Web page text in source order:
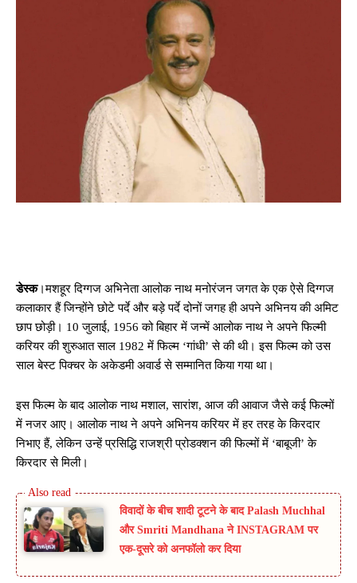
डेस्क।मशहूर दिग्गज अभिनेता आलोक नाथ मनोरंजन जगत के एक ऐसे दिग्गज
कलाकार हैं जिन्होंने छोटे पर्दे और बड़े पर्दे दोनों जगह ही अपने अभिनय की अमिट
छाप छोड़ी। 10 जुलाई, 1956 को बिहार में जन्में आलोक नाथ ने अपने फिल्मी
करियर की शुरुआत साल 1982 में फिल्म ‘गांधी’ से की थी। इस फिल्म को उस
साल बेस्ट पिक्चर के अकेडमी अवार्ड से सम्मानित किया गया था।
इस फिल्म के बाद आलोक नाथ मशाल, सारांश, आज की आवाज जैसे कई फिल्मों
में नजर आए। आलोक नाथ ने अपने अभिनय करियर में हर तरह के किरदार
निभाए हैं, लेकिन उन्हें प्रसिद्धि राजश्री प्रोडक्शन की फिल्मों में ‘बाबूजी’ के
किरदार से मिली।
विवादों के बीच शादी टूटने के बाद Palash Muchhal
और Smriti Mandhana ने INSTAGRAM पर
एक-दूसरे को अनफॉलो कर दिया